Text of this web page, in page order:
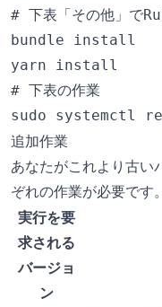
# 下表「その他」で
bundle install
yarn install
# 下表の作業
追加作業
あなたがこれより古い
ぞれの作業が必要です。
実行を要
求される
バージョ
ン